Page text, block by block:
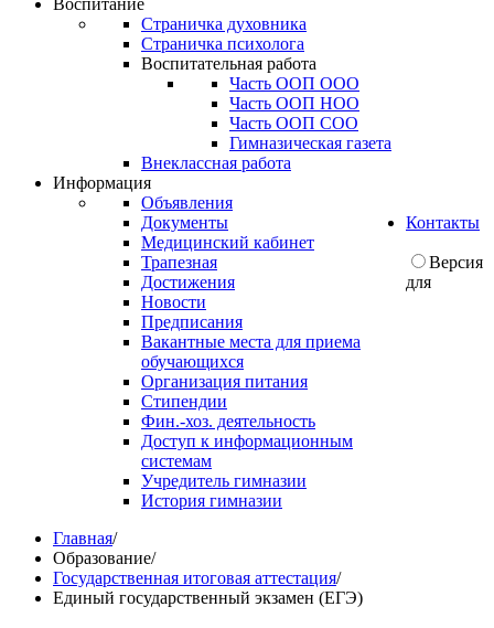
Воспитание
Страничка духовника
Страничка психолога
Воспитательная работа
Часть ООП ООО
Часть ООП НОО
Часть ООП СОО
Гимназическая газета
Внеклассная работа
Информация
Объявления
Документы
Медицинский кабинет
Трапезная
Достижения
Новости
Предписания
Вакантные места для приема
обучающихся
Организация питания
Стипендии
Фин.-хоз. деятельность
Доступ к информационным
системам
Учредитель гимназии
История гимназии
Контакты
Главная/
Образование/
Государственная итоговая аттестация/
Единый государственный экзамен (ЕГЭ)
Версия
для